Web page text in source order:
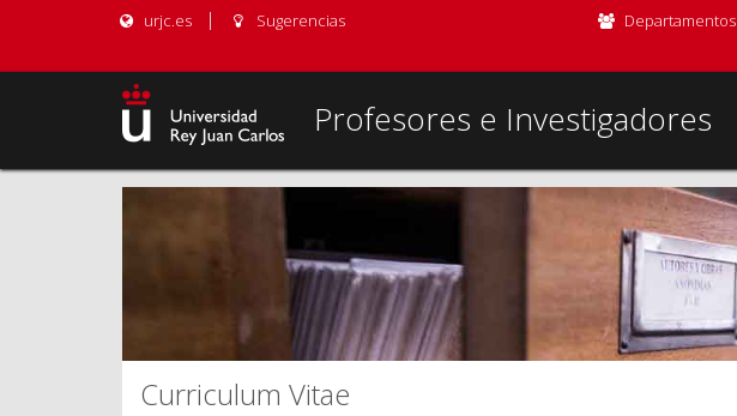
urjc.es Sugerencias Departamentos
Profesores e Investigadores
Curriculum Vitae